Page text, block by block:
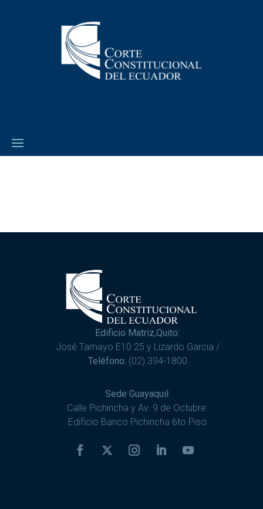
Edificio Matriz,Quito:
José Tamayo E10 25 y Lizardo García /
Teléfono: (02) 394-1800
Sede Guayaquil:
Calle Pichincha y Av. 9 de Octubre.
Edificio Banco Pichincha 6to Piso